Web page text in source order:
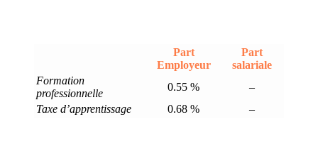
Part
Employeur
Part
salariale
Formation
professionnelle
0.55 %
–
Taxe d’apprentissage
0.68 % –